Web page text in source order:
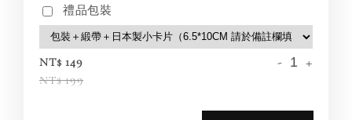
禮品包裝
NT$ 149
NT$ 199
- +